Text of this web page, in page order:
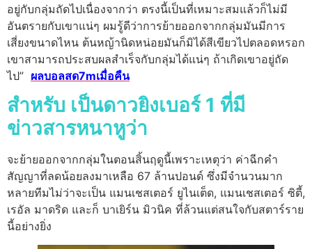
อยู่กับกลุ่มถัดไปเนื่องจากว่า ตรงนี้เป็นที่เหมาะสมแล้วก็ไม่มี
อันตรายกับเขาแน่ๆ ผมรู้ดีว่าการย้ายออกจากกลุ่มมันมีการ
เสี่ยงขนาดไหน ต้นหญ้านิดหน่อยมันก็มิได้สีเขียวไปตลอดหรอก
เขาสามารถประสบผลสำเร็จกับกลุ่มได้แน่ๆ ถ้าเกิดเขาอยู่ถัด
ไป” ผลบอลสด7mเมื่อคืน
สำหรับ เป็นดาวยิงเบอร์ 1 ที่มี
ข่าวสารหนาหูว่า
จะย้ายออกจากกลุ่มในตอนสิ้นฤดูนี้เพราะเหตุว่า ค่าฉีกคำ
สัญญาที่ลดน้อยลงมาเหลือ 67 ล้านปอนด์ ซึ่งมีจำนวนมาก
หลายทีมไม่ว่าจะเป็น แมนเชสเตอร์ ยูไนเต็ด, แมนเชสเตอร์ ซิตี้,
เรอัล มาดริด และก็ บาเยิร์น มิวนิค ที่ล้วนแต่สนใจกับสตาร์ราย
นี้อย่างยิ่ง